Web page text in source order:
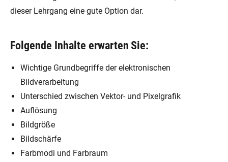
dieser Lehrgang eine gute Option dar.
Folgende Inhalte erwarten Sie:
Wichtige Grundbegriffe der elektronischen
Bildverarbeitung
Unterschied zwischen Vektor- und Pixelgrafik
Auflösung
Bildgröße
Bildschärfe
Farbmodi und Farbraum